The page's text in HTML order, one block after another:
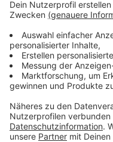
Uhr (Sommerzeit),
Uhr (Winterzeit) los.
nach Bochum ist
sowie um 2.33, 3.33
Veröffentlicht:Freitag,
Anzeige